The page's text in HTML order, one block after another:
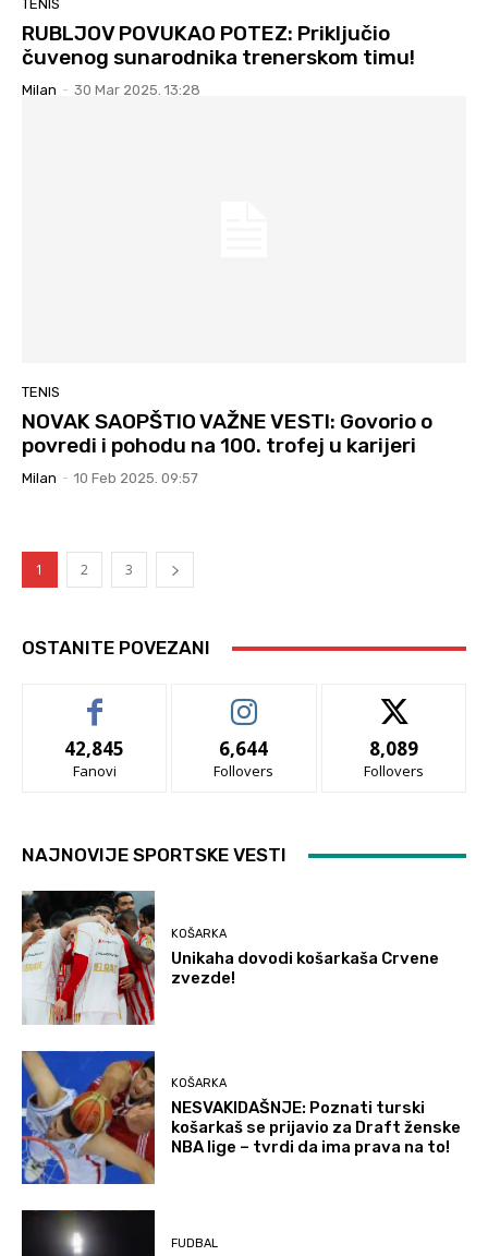
TENIS
RUBLJOV POVUKAO POTEZ: Priključio
čuvenog sunarodnika trenerskom timu!
Milan - 30 Mar 2025. 13:28
TENIS
NOVAK SAOPŠTIO VAŽNE VESTI: Govorio o
povredi i pohodu na 100. trofej u karijeri
Milan - 10 Feb 2025. 09:57
1 2 3
OSTANITE POVEZANI
42,845
Fanovi
6,644
Follovers
8,089
Follovers
NAJNOVIJE SPORTSKE VESTI
KOŠARKA
Unikaha dovodi košarkaša Crvene
zvezde!
KOŠARKA
NESVAKIDAŠNJE: Poznati turski
košarkaš se prijavio za Draft ženske
NBA lige – tvrdi da ima prava na to!
FUDBAL